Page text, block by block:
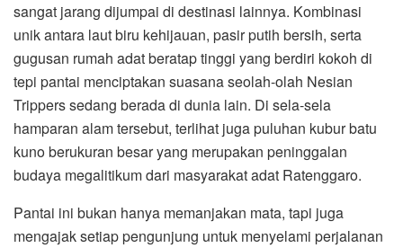
sangat jarang dijumpai di destinasi lainnya. Kombinasi
unik antara laut biru kehijauan, pasir putih bersih, serta
gugusan rumah adat beratap tinggi yang berdiri kokoh di
tepi pantai menciptakan suasana seolah-olah Nesian
Trippers sedang berada di dunia lain. Di sela-sela
hamparan alam tersebut, terlihat juga puluhan kubur batu
kuno berukuran besar yang merupakan peninggalan
budaya megalitikum dari masyarakat adat Ratenggaro.
Pantai ini bukan hanya memanjakan mata, tapi juga
mengajak setiap pengunjung untuk menyelami perjalanan